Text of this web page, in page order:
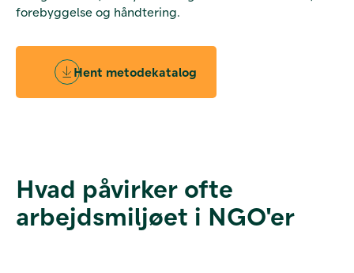
forebyggelse og håndtering.
Hent metodekatalog
Hvad påvirker ofte
arbejdsmiljøet i NGO'er